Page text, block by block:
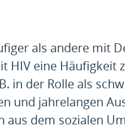
als andere mit
HIV eine Häufigkeit
in der Rolle als
und jahrelangen
aus dem sozialen